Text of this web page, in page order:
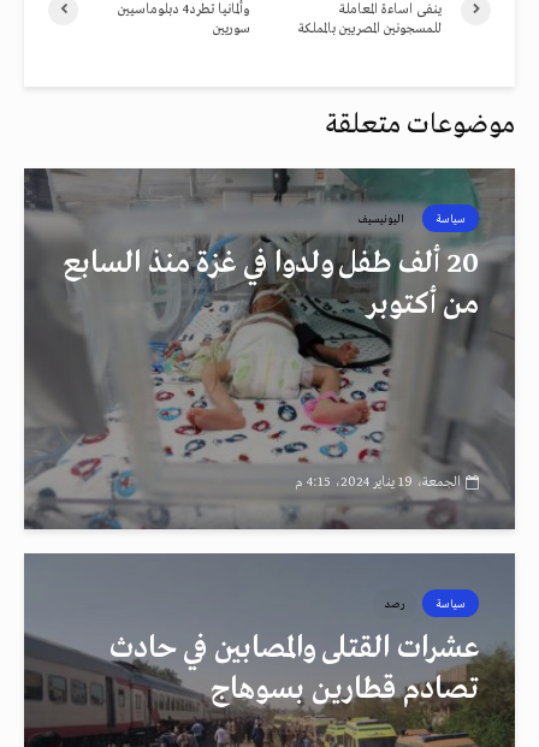
وألمانيا تطرد4 دبلوماسيين
سوريين
ينفى اساءة المعاملة
للمسجونين المصريين بالمملكة
موضوعات متعلقة
سياسة اليونيسيف
20 ألف طفل ولدوا في غزة منذ السابع
من أكتوبر
الجمعة، 19 يناير 2024، 4:15 م
سياسة رصد
عشرات القتلى والمصابين في حادث
تصادم قطارين بسوهاج